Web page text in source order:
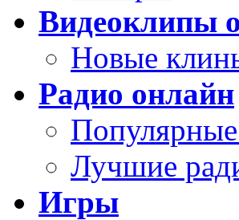
Видеоклипы
Новые
Радио онлайн
Лучшие
Игры